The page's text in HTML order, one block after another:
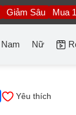
Giảm Sâu Mua
Nam Nữ
Yêu thích